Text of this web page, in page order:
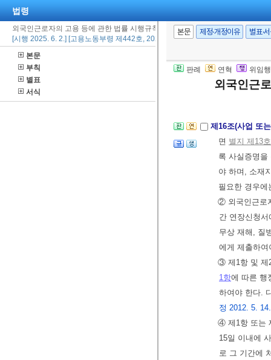
법령
외국인근로자의 고용 등에 관한 법률 시행규칙
[시행 2025. 6. 2.] [고용노동부령 제442호, 2025. 6. 2., 일부개정]
본문
부칙
별표
서식
본문 제정·개정이유 별표·
판례 연혁 위임
외국인근
4. 그 밖에 외
용이 반영되
[본조신설
제16조(사업 또
면 별지 제13
록 사실증명
야 하며, 소재
필요한 경우
② 외국인근로
간 연장신청
무상 재해, 질
에게 제출하여
③ 제1항 및 제
1항에 따른 행
하여야 한다.
정 2012. 5.
④ 제1항 또는
15일 이내에
로 그 기간에